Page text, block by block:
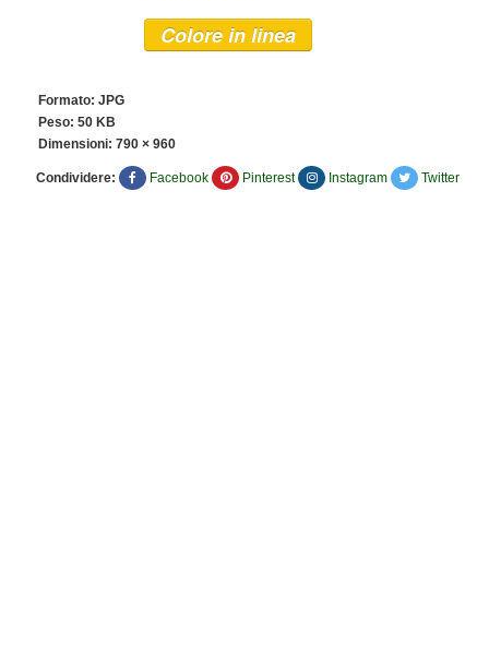
Colore in linea
Formato: JPG
Peso: 50 KB
Dimensioni: 790 × 960
Condividere: Facebook Pinterest Instagram Twitter